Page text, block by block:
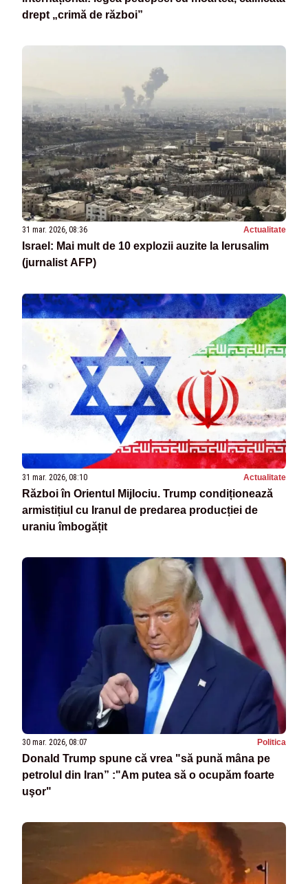
drept „crimă de război”
31 mar. 2026, 08:36 Actualitate
Israel: Mai mult de 10 explozii auzite la Ierusalim
(jurnalist AFP)
31 mar. 2026, 08:10 Actualitate
Război în Orientul Mijlociu. Trump condiționează
armistițiul cu Iranul de predarea producției de
uraniu îmbogățit
30 mar. 2026, 08:07 Politica
Donald Trump spune că vrea "să pună mâna pe
petrolul din Iran” :"Am putea să o ocupăm foarte
uşor"